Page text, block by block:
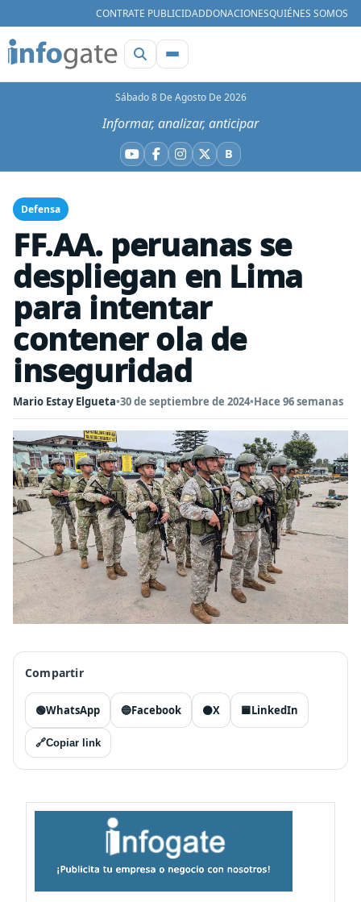
CONTRATE PUBLICIDADDONACIONESQUIÉNES SOMOS
Sábado 8 De Agosto De 2026
Informar, analizar, anticipar
YouTube
Facebook
Instagram
X BBluesky
Defensa
FF.AA. peruanas se
despliegan en Lima
para intentar
contener ola de
inseguridad
Mario Estay Elgueta•30 de septiembre de 2024•Hace 96 semanas
Compartir
🟢WhatsApp 🔵Facebook ⚫X 🟦LinkedIn
🔗Copiar link